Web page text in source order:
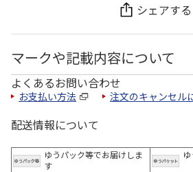
シェアする
マークや記載内容について
よくあるお問い合わせ
お支払い方法 注文のキャンセル
配送情報について
ゆうパック等でお届けしま
す